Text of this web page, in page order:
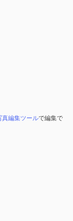
真編集ツールで編集で